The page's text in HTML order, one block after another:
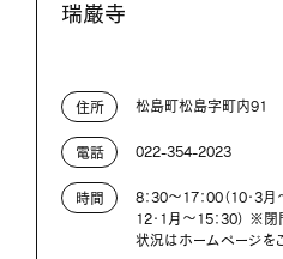
瑞巌寺
住所 松島町松島字町内91
電話 022-354-2023
時間
8：30～17：00（10・3月
12・1月～15：30） ※
状況はホームページをご